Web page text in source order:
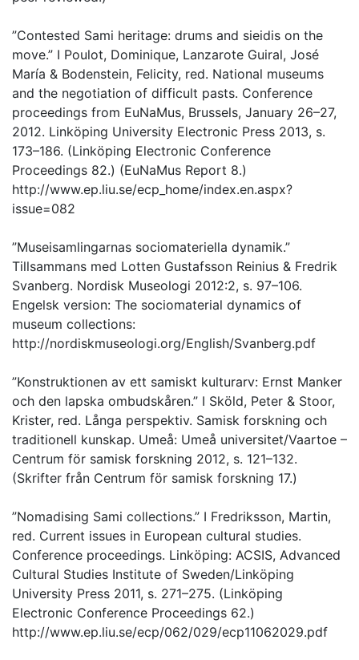
”Contested Sami heritage: drums and sieidis on the
move.” I Poulot, Dominique, Lanzarote Guiral, José
María & Bodenstein, Felicity, red. National museums
and the negotiation of difficult pasts. Conference
proceedings from EuNaMus, Brussels, January 26–27,
2012. Linköping University Electronic Press 2013, s.
173–186. (Linköping Electronic Conference
Proceedings 82.) (EuNaMus Report 8.)
http://www.ep.liu.se/ecp_home/index.en.aspx?
issue=082
”Museisamlingarnas sociomateriella dynamik.”
Tillsammans med Lotten Gustafsson Reinius & Fredrik
Svanberg. Nordisk Museologi 2012:2, s. 97–106.
Engelsk version: The sociomaterial dynamics of
museum collections:
http://nordiskmuseologi.org/English/Svanberg.pdf
”Konstruktionen av ett samiskt kulturarv: Ernst Manker
och den lapska ombudskåren.” I Sköld, Peter & Stoor,
Krister, red. Långa perspektiv. Samisk forskning och
traditionell kunskap. Umeå: Umeå universitet/Vaartoe –
Centrum för samisk forskning 2012, s. 121–132.
(Skrifter från Centrum för samisk forskning 17.)
”Nomadising Sami collections.” I Fredriksson, Martin,
red. Current issues in European cultural studies.
Conference proceedings. Linköping: ACSIS, Advanced
Cultural Studies Institute of Sweden/Linköping
University Press 2011, s. 271–275. (Linköping
Electronic Conference Proceedings 62.)
http://www.ep.liu.se/ecp/062/029/ecp11062029.pdf